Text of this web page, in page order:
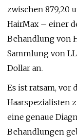
zwischen 879,20
HairMax – einer
Behandlung von
Sammlung von
Dollar an.
Es ist ratsam, vor
Haarspezialisten
eine genaue
Behandlungen